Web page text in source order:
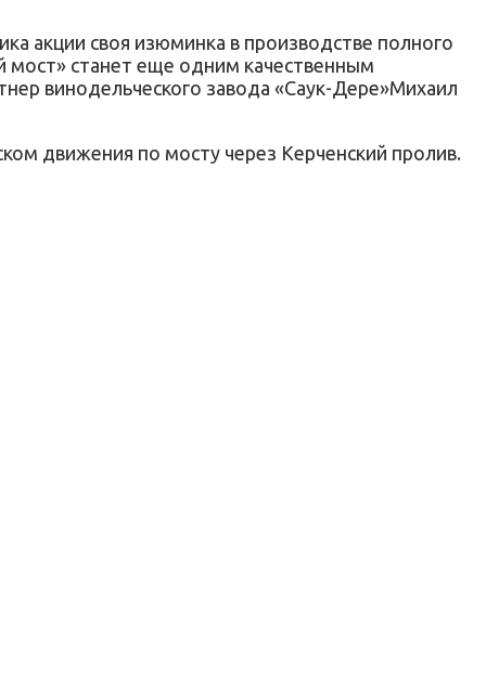
акции своя изюминка в производстве полного
мост» станет еще одним качественным
винодельческого завода «Саук-Дере»Михаил
движения по мосту через Керченский пролив.